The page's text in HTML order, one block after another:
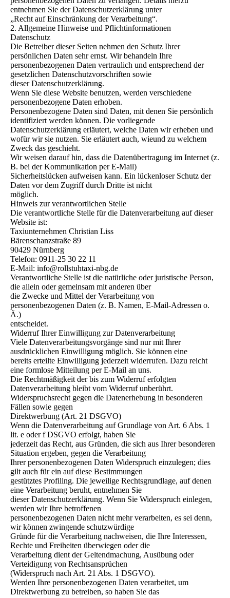
entnehmen Sie der Datenschutzerklärung unter
„Recht auf Einschränkung der Verarbeitung“.
2. Allgemeine Hinweise und Pflichtinformationen
Datenschutz
Die Betreiber dieser Seiten nehmen den Schutz Ihrer
persönlichen Daten sehr ernst. Wir behandeln Ihre
personenbezogenen Daten vertraulich und entsprechend der
gesetzlichen Datenschutzvorschriften sowie
dieser Datenschutzerklärung.
Wenn Sie diese Website benutzen, werden verschiedene
personenbezogene Daten erhoben.
Personenbezogene Daten sind Daten, mit denen Sie persönlich
identifiziert werden können. Die vorliegende
Datenschutzerklärung erläutert, welche Daten wir erheben und
wofür wir sie nutzen. Sie erläutert auch, wieund zu welchem
Zweck das geschieht.
Wir weisen darauf hin, dass die Datenübertragung im Internet (z.
B. bei der Kommunikation per E-Mail)
Sicherheitslücken aufweisen kann. Ein lückenloser Schutz der
Daten vor dem Zugriff durch Dritte ist nicht
möglich.
Hinweis zur verantwortlichen Stelle
Die verantwortliche Stelle für die Datenverarbeitung auf dieser
Website ist:
Taxiunternehmen Christian Liss
Bärenschanzstraße 89
90429 Nürnberg
Telefon: 0911-25 30 22 11
E-Mail: info@rollstuhtaxi-nbg.de
Verantwortliche Stelle ist die natürliche oder juristische Person,
die allein oder gemeinsam mit anderen über
die Zwecke und Mittel der Verarbeitung von
personenbezogenen Daten (z. B. Namen, E-Mail-Adressen o.
Ä.)
entscheidet.
Widerruf Ihrer Einwilligung zur Datenverarbeitung
Viele Datenverarbeitungsvorgänge sind nur mit Ihrer
ausdrücklichen Einwilligung möglich. Sie können eine
bereits erteilte Einwilligung jederzeit widerrufen. Dazu reicht
eine formlose Mitteilung per E-Mail an uns.
Die Rechtmäßigkeit der bis zum Widerruf erfolgten
Datenverarbeitung bleibt vom Widerruf unberührt.
Widerspruchsrecht gegen die Datenerhebung in besonderen
Fällen sowie gegen
Direktwerbung (Art. 21 DSGVO)
Wenn die Datenverarbeitung auf Grundlage von Art. 6 Abs. 1
lit. e oder f DSGVO erfolgt, haben Sie
jederzeit das Recht, aus Gründen, die sich aus Ihrer besonderen
Situation ergeben, gegen die Verarbeitung
Ihrer personenbezogenen Daten Widerspruch einzulegen; dies
gilt auch für ein auf diese Bestimmungen
gestütztes Profiling. Die jeweilige Rechtsgrundlage, auf denen
eine Verarbeitung beruht, entnehmen Sie
dieser Datenschutzerklärung. Wenn Sie Widerspruch einlegen,
werden wir Ihre betroffenen
personenbezogenen Daten nicht mehr verarbeiten, es sei denn,
wir können zwingende schutzwürdige
Gründe für die Verarbeitung nachweisen, die Ihre Interessen,
Rechte und Freiheiten überwiegen oder die
Verarbeitung dient der Geltendmachung, Ausübung oder
Verteidigung von Rechtsansprüchen
(Widerspruch nach Art. 21 Abs. 1 DSGVO).
Werden Ihre personenbezogenen Daten verarbeitet, um
Direktwerbung zu betreiben, so haben Sie das